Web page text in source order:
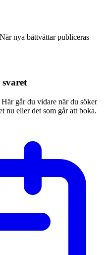
nya båttvättar publiceras
går du vidare när du söker
nu eller det som går att boka.